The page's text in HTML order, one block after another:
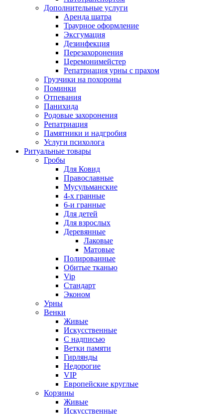
Дополнительные услуги
Аренда шатра
Траурное оформление
Эксгумация
Дезинфекция
Перезахоронения
Церемонимейстер
Репатриация урны с прахом
Грузчики на похороны
Поминки
Отпевания
Панихида
Родовые захоронения
Репатриация
Памятники и надгробия
Услуги психолога
Ритуальные товары
Гробы
Для Ковид
Православные
Мусульманские
4-х гранные
6-и гранные
Для детей
Для взрослых
Деревянные
Лаковые
Матовые
Полированные
Обитые тканью
Vip
Стандарт
Эконом
Урны
Венки
Живые
Искусственные
С надписью
Ветки памяти
Гирлянды
Недорогие
VIP
Европейские круглые
Корзины
Живые
Искусственные